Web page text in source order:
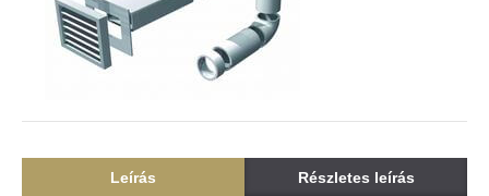
Leírás Részletes leírás